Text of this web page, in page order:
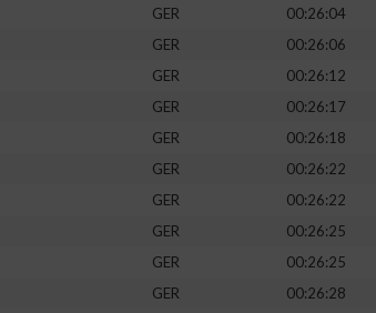
GER
00:26:04
GER
00:26:06
GER 00:26:12
GER
00:26:17
GER
00:26:18
GER
00:26:22
GER
00:26:22
GER 00:26:25
GER
00:26:25
GER
00:26:28